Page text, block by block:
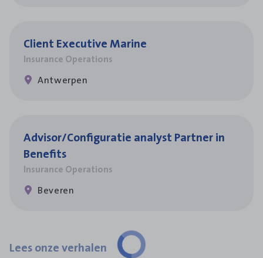
Client Exe­cu­ti­ve Marine
Insurance Operations
Antwerpen
Advisor/​Configuratie ana­lyst Part­ner in
Benefits
Insurance Operations
Beveren
Lees onze verhalen